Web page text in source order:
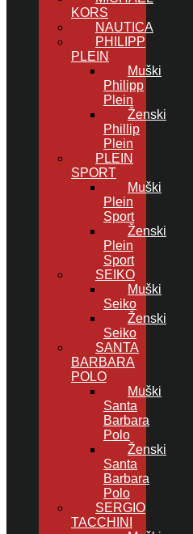
KORS
NAUTICA
PHILIPP
PLEIN
Muški
Philipp
Plein
Ženski
Phillip
Plein
PLEIN
SPORT
Muški
Plein
Sport
Ženski
Plein
Sport
SEIKO
Muški
Seiko
Ženski
Seiko
SANTA
BARBARA
POLO
Muški
Santa
Barbara
Polo
Ženski
Santa
Barbara
Polo
SERGIO
TACCHINI